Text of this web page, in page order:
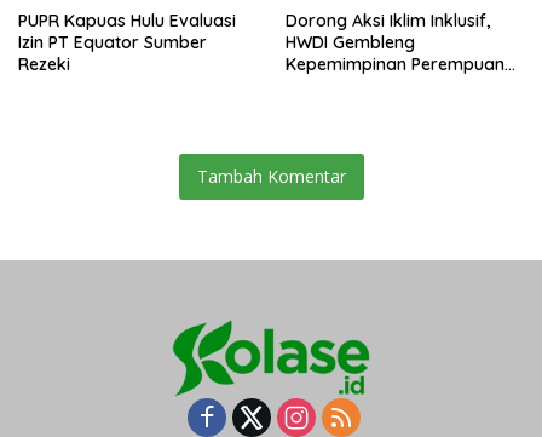
PUPR Kapuas Hulu Evaluasi
Izin PT Equator Sumber
Rezeki
Dorong Aksi Iklim Inklusif,
HWDI Gembleng
Kepemimpinan Perempuan
Tambah Komentar